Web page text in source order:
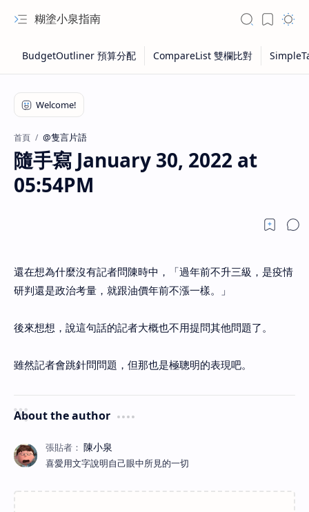
糊塗小泉指南
首頁 @隻言片語
隨手寫 January 30, 2022 at
05:54PM
還在想為什麼沒有記者問陳時中，「過年前不升三級，是疫情
研判還是政治考量，就跟油價年前不漲一樣。」
後來想想，說這句話的記者大概也不用提問其他問題了。
雖然記者會跳針問問題，但那也是極聰明的表現吧。
About the author
喜愛用文字說明自己眼中所見的一切